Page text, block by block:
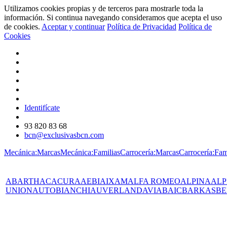
Utilizamos cookies propias y de terceros para mostrarle toda la
información. Si continua navegando consideramos que acepta el uso
de cookies. Aceptar y continuar Política de Privacidad Política de
Cookies
Identifícate
93 820 83 68
bcn@exclusivasbcn.com
Mecánica:MarcasMecánica:FamiliasCarrocería:Marcas
ABARTHACACURAAEBIAIXAMALFA ROMEOALPINA
UNIONAUTOBIANCHIAUVERLANDAVIABAICBARKAS